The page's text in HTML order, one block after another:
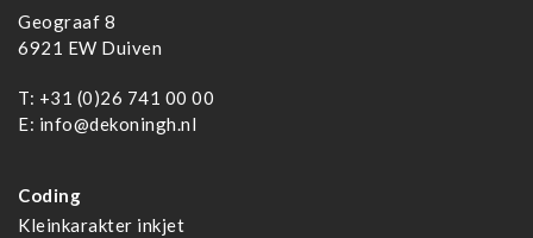
Geograaf 8
6921 EW Duiven
T: +31 (0)26 741 00 00
E: info@dekoningh.nl
Coding
Kleinkarakter inkjet